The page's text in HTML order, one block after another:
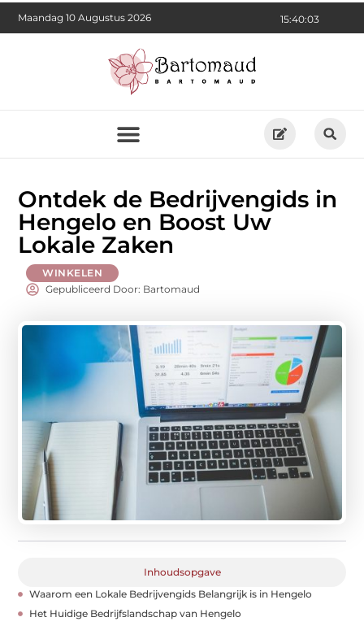
15:40:04
Maandag 10 Augustus 2026
Ontdek de Bedrijvengids in
Hengelo en Boost Uw
Lokale Zaken
WINKELEN
Gepubliceerd Door: Bartomaud
Inhoudsopgave
Waarom een Lokale Bedrijvengids Belangrijk is in Hengelo
Het Huidige Bedrijfslandschap van Hengelo